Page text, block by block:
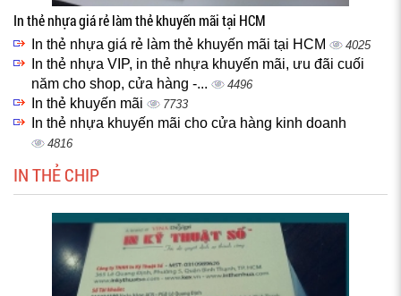
In thẻ nhựa giá rẻ làm thẻ khuyến mãi tại HCM
In thẻ nhựa giá rẻ làm thẻ khuyến mãi tại HCM 4025
In thẻ nhựa VIP, in thẻ nhựa khuyến mãi, ưu đãi cuối
năm cho shop, cửa hàng -...
4496
In thẻ khuyến mãi 7733
In thẻ nhựa khuyến mãi cho cửa hàng kinh doanh
4816
IN THẺ CHIP